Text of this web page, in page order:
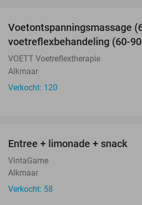
OUT
Voetontspanningsmassage
voetreflexbehandeling (60-
VOETT Voetreflextherapie
Alkmaar
Verkocht: 120
Entree + limonade + snack
VintaGame
Alkmaar
Verkocht: 58